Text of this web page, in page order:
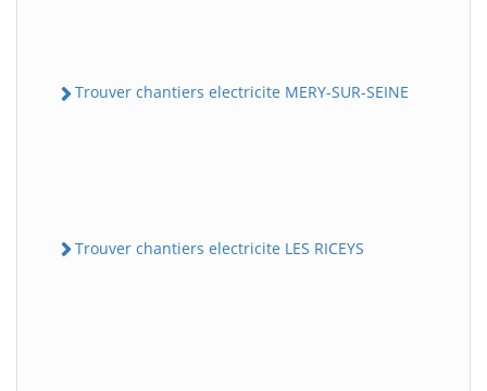
Trouver chantiers electricite MERY-SUR-SEINE
Trouver chantiers electricite LES RICEYS